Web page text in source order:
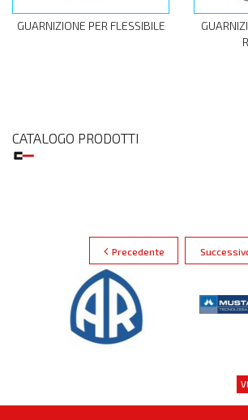
GUARNIZIONE PER FLESSIBILE
CATALOGO PRODOTTI
Precedente